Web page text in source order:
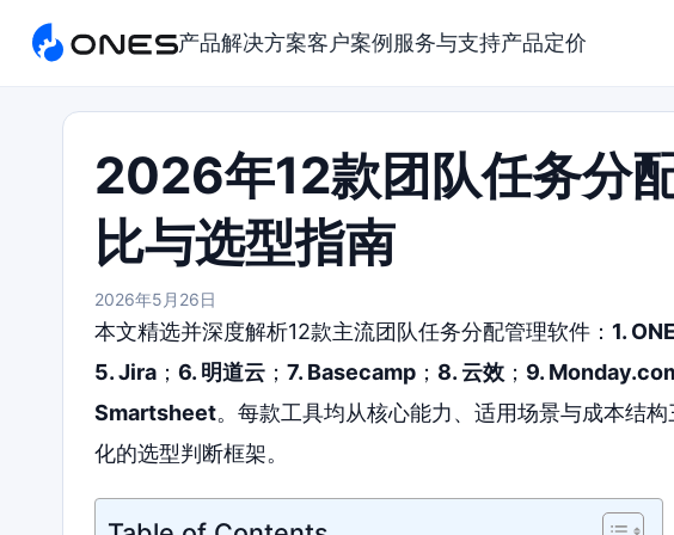
产品解决方案客户案例 服务与支持产品定价
2026年12款团队任务分
比与选型指南
2026年5月26日
本文精选并深度解析12款主流团队任务分配管理软件： 1.
5. Jira ； 6. 明道云 ； 7. Basecamp ； 8. 云效 ； 9.
Smartsheet。每款工具均从核心能力、适用场景与成本结
化的选型判断框架。